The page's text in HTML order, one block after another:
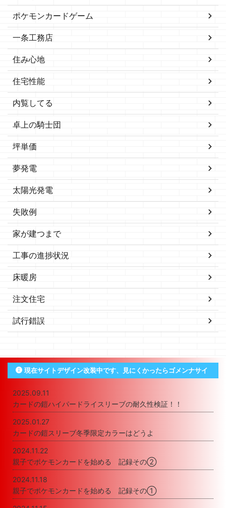
ポケモンカードゲーム
一条工務店
住み心地
住宅性能
内覧してる
卓上の騎士団
坪単価
夢発電
太陽光発電
失敗例
家が建つまで
工事の進捗状況
床暖房
注文住宅
試行錯誤
現在サイトデザイン改装中です、見にくかったらゴメンナサイ
2025.09.11
カードの鎧ハイパードライスリーブの耐久性検証！！
2025.01.27
カードの鎧スリーブ冬季限定カラーはどうよ
2024.11.22
親子でポケモンカードを始める 記録その②
2024.11.18
親子でポケモンカードを始める 記録その①